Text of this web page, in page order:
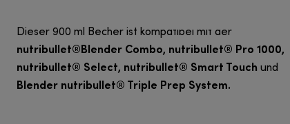
Dieser 900 ml Becher ist kompatibel mit der
nutribullet®Blender Combo, nutribullet® Pro 1000,
nutribullet® Select, nutribullet® Smart Touch und
Blender nutribullet® Triple Prep System.